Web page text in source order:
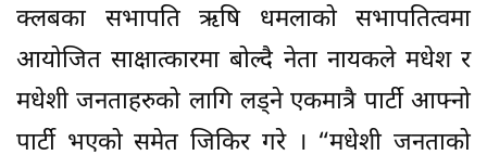
क्लबका सभापति ऋषि धमलाको सभापतित्वमा
आयोजित साक्षात्कारमा बोल्दै नेता नायकले मधेश र
मधेशी जनताहरुको लागि लड्ने एकमात्रै पार्टी आफ्नो
पार्टी भएको समेत जिकिर गरे । “मधेशी जनताको